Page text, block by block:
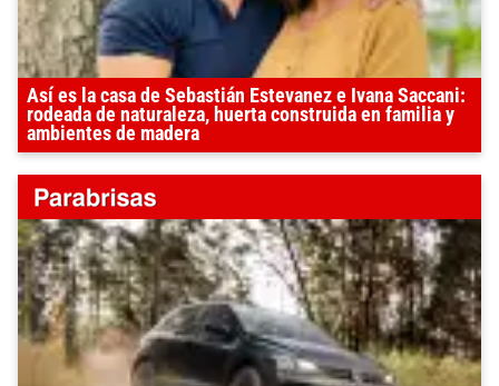
Así es la casa de Sebastián Estevanez e Ivana Saccani:
rodeada de naturaleza, huerta construida en familia y
ambientes de madera